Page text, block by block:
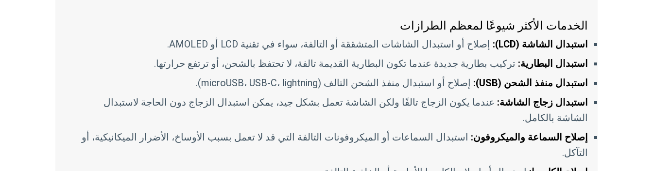
الخدمات الأكثر شيوعًا لمعظم الطرازات
استبدال الشاشة (LCD):
إصلاح أو استبدال الشاشات المتشققة أو التالفة، سواء في تقنية LCD أو AMOLED.
استبدال البطارية: تركيب بطارية جديدة عندما تكون البطارية القديمة تالفة، لا تحتفظ بالشحن، أو ترتفع حرارتها.
استبدال منفذ الشحن (USB):
إصلاح أو استبدال منفذ الشحن التالف (microUSB، USB-C، lightning).
استبدال زجاج الشاشة: عندما يكون الزجاج تالفًا ولكن الشاشة تعمل بشكل جيد، يمكن استبدال الزجاج دون الحاجة لاستبدال
الشاشة بالكامل.
إصلاح السماعة والميكروفون: استبدال السماعات أو الميكروفونات التالفة التي قد لا تعمل بسبب الأوساخ، الأضرار الميكانيكية، أو
التآكل.